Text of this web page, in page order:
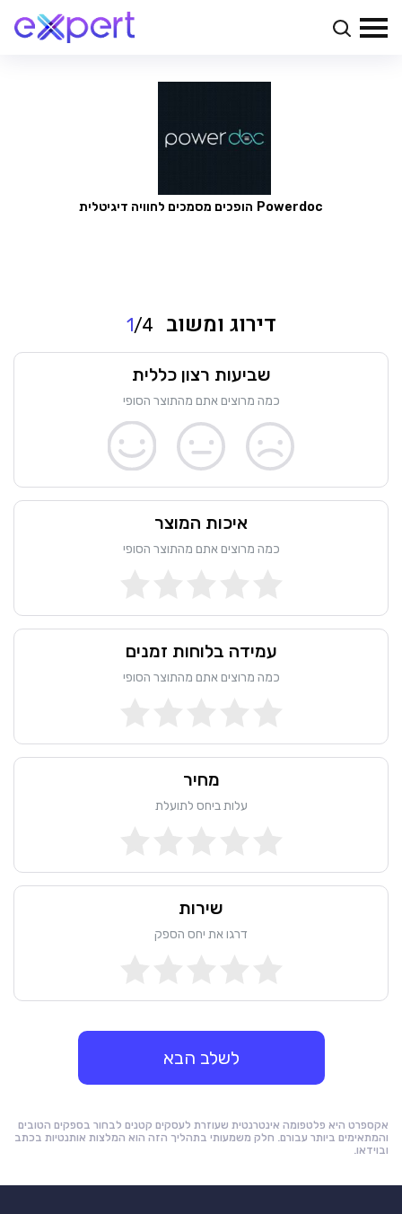
Powerdoc הופכים מסמכים לחוויה דיגיטלית
דירוג ומשוב 1/4
שביעות רצון כללית
כמה מרוצים אתם מהתוצר הסופי
איכות המוצר
כמה מרוצים אתם מהתוצר הסופי
עמידה בלוחות זמנים
כמה מרוצים אתם מהתוצר הסופי
מחיר
עלות ביחס לתועלת
שירות
דרגו את יחס הספק
לשלב הבא
אקספרט היא פלטפומה אינטרנטית שעוזרת לעסקים קטנים לבחור בספקים הטובים
והמתאימים ביותר עבורם. חלק משמעותי בתהליך הזה הוא המלצות אותנטיות בכתב
ובוידאו.